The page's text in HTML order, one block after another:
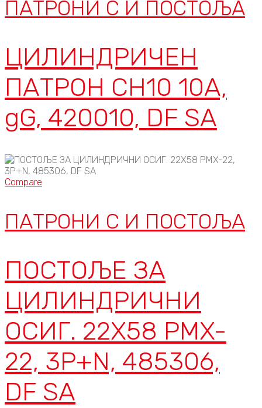
ПАТРОНИ C И ПОСТОЉА
ЦИЛИНДРИЧЕН
ПАТРОН CH10 10A,
gG, 420010, DF SA
Compare
ПАТРОНИ C И ПОСТОЉА
ПОСТОЉЕ ЗА
ЦИЛИНДРИЧНИ
ОСИГ. 22X58 PMX-
22, 3P+N, 485306,
DF SA